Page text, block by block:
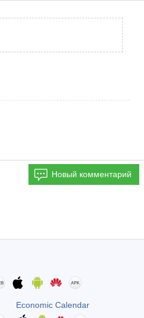
Новый комментарий
Economic Calendar